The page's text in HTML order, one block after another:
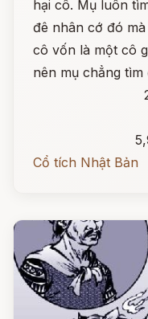
hại cô. Mụ luôn
đê nhân cớ đó
cô vốn là một cô
nên mụ chẳng
Cổ tích Nhật Bản